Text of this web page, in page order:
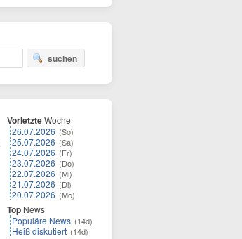
suchen
VorletzteWoche
26.07.2026 (So)
25.07.2026 (Sa)
24.07.2026 (Fr)
23.07.2026 (Do)
22.07.2026 (Mi)
21.07.2026 (Di)
20.07.2026 (Mo)
Top News
Populäre News (14d)
Heiß diskutiert (14d)